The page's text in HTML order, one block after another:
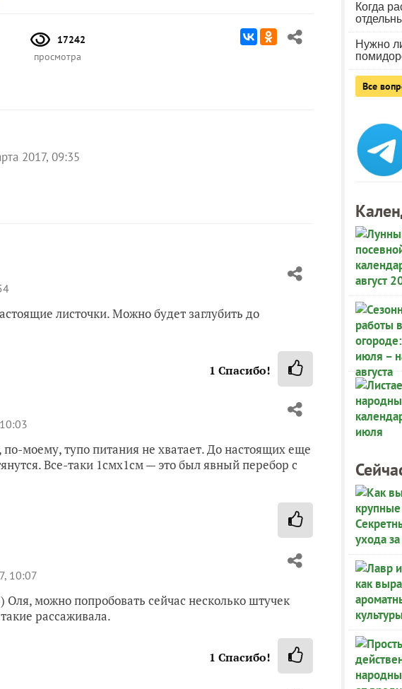
17242
просмотра
2017, 09:35
листочки. Можно будет заглубить до
1 Спасибо!
моему, тупо питания не хватает. До настоящих еще
Все-таки 1смх1см — это был явный перебор с
10:07
можно попробовать сейчас несколько штучек
рассаживала.
1 Спасибо!
Когда
Нужно
Все